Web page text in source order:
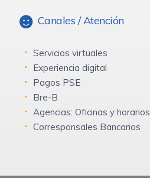
Canales / Atención
Servicios virtuales
Experiencia digital
Pagos PSE
Bre-B
Agencias: Oficinas y horarios
Corresponsales Bancarios